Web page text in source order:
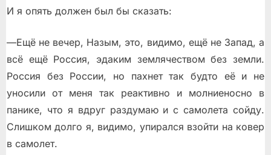
И я опять должен был бы сказать:
—Ещё не вечер, Назым, это, видимо, ещё не Запад, а
всё ещё Россия, эдаким землячеством без земли.
Россия без России, но пахнет так будто её и не
уносили от меня так реактивно и молниеносно в
панике, что я вдруг раздумаю и с самолета сойду.
Слишком долго я, видимо, упирался взойти на ковер
в самолет.